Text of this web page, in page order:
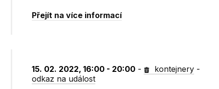
Přejít na více informací
15. 02. 2022, 16:00 - 20:00 - kontejnery -
odkaz na událost